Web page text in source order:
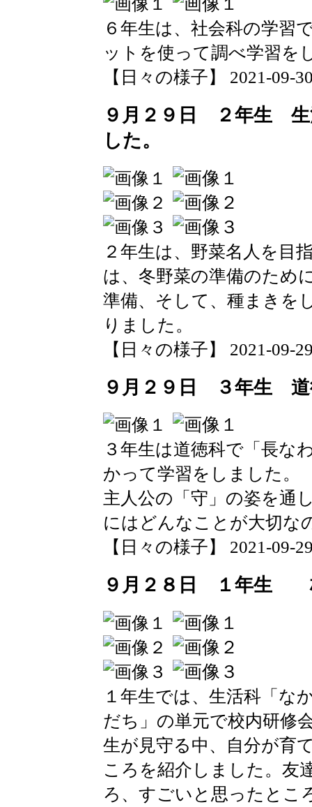
６年生は、社会科の学習
ットを使って調べ学習を
【日々の様子】 2021-09-
９月２９日 ２年生
した。
２年生は、野菜名人を目
は、冬野菜の準備のため
準備、そして、種まきを
りました。
【日々の様子】 2021-09-
９月２９日 ３年生 道
３年生は道徳科で「長な
かって学習をしました。
主人公の「守」の姿を通
にはどんなことが大切な
【日々の様子】 2021-09-
９月２８日 １年生
１年生では、生活科「
だち」の単元で校内研修
生が見守る中、自分が育
ころを紹介しました。友
ろ、すごいと思ったとこ